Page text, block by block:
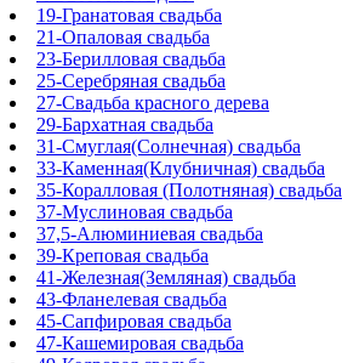
19-Гранатовая свадьба
21-Опаловая свадьба
23-Берилловая свадьба
25-Серебряная свадьба
27-Свадьба красного дерева
29-Бархатная свадьба
31-Смуглая(Солнечная) свадьба
33-Каменная(Клубничная) свадьба
35-Коралловая (Полотняная) свадьба
37-Муслиновая свадьба
37,5-Алюминиевая свадьба
39-Креповая свадьба
41-Железная(Земляная) свадьба
43-Фланелевая свадьба
45-Сапфировая свадьба
47-Кашемировая свадьба